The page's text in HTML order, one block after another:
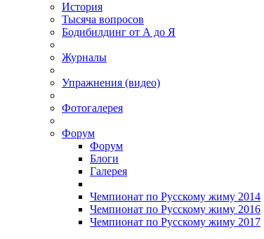
История
Тысяча вопросов
Бодибилдинг от А до Я
Журналы
Упражнения (видео)
Фотогалерея
Форум
Форум
Блоги
Галерея
Чемпионат по Русскому жиму 2014
Чемпионат по Русскому жиму 2016
Чемпионат по Русскому жиму 2017